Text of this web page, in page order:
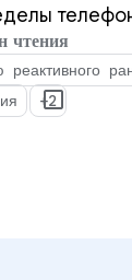
активных
и
чтения
+2